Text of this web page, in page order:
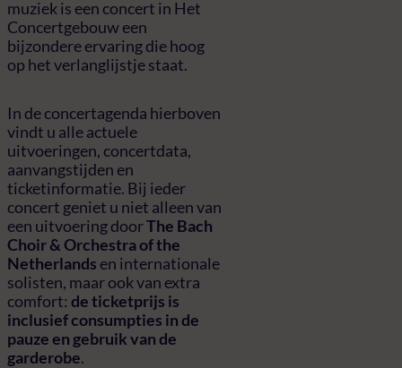
muziek is een concert in Het
Concertgebouw een
bijzondere ervaring die hoog
op het verlanglijstje staat.
In de concertagenda hierboven
vindt u alle actuele
uitvoeringen, concertdata,
aanvangstijden en
ticketinformatie. Bij ieder
concert geniet u niet alleen van
een uitvoering doorThe Bach
Choir & Orchestra of the
Netherlands en internationale
solisten, maar ook van extra
comfort: de ticketprijs is
inclusief consumpties in de
pauze en gebruik van de
garderobe.